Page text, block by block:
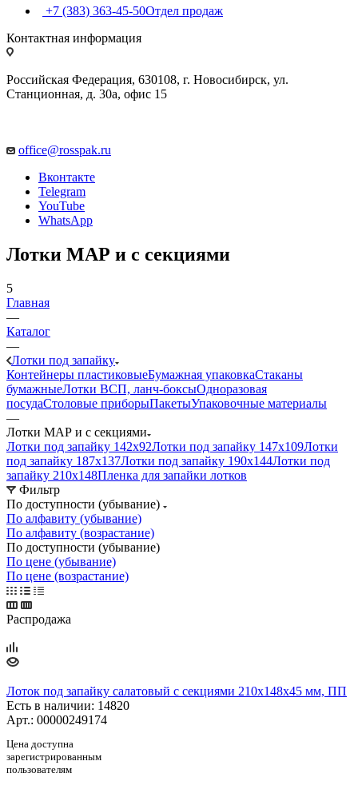
+7 (383) 363-45-50Отдел продаж
Контактная информация
Российская Федерация, 630108, г. Новосибирск, ул.
Станционная, д. 30а, офис 15
office@rosspak.ru
Вконтакте
Telegram
YouTube
WhatsApp
Лотки МАР и с секциями
5
Главная
—
Каталог
—
Лотки под запайку
Контейнеры пластиковыеБумажная упаковкаСтаканы
бумажныеЛотки ВСП, ланч-боксыОдноразовая
посудаСтоловые приборыПакетыУпаковочные материалы
—
Лотки МАР и с секциями
Лотки под запайку 142х92Лотки под запайку 147х109Лотки
под запайку 187х137Лотки под запайку 190х144Лотки под
запайку 210х148Пленка для запайки лотков
Фильтр
По доступности (убывание)
По алфавиту (убывание)
По алфавиту (возрастание)
По доступности (убывание)
По цене (убывание)
По цене (возрастание)
Распродажа
Лоток под запайку салатовый с секциями 210х148х45 мм, ПП
Есть в наличии: 14820
Арт.: 00000249174
Цена доступна
зарегистрированным
пользователям